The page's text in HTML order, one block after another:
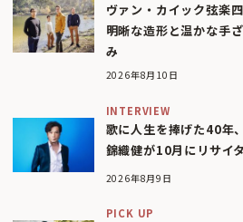
ヴァン・カイック弦楽
明晰な造形と温かな手
み
2026年8月10日
INTERVIEW
歌に人生を捧げた40年
錦織健が10月にリサイ
2026年8月9日
PICK UP